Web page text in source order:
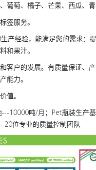
葡萄、橘子、芒果、西瓜、青
签服务。
产经验，能满足您的需求：
和果汁。
客户的发展。有质量保证、
能力。
值。
10000吨/月；Pet瓶装生产
20位专业的质量控制团队